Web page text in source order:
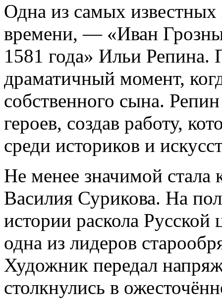
Одна из самых
времени, — «Иван
1581 года» Ильи Репина.
драматичный момент,
собственного сына.
героев, создав работу,
среди историков и
Не менее значимой
Василия Сурикова. На
истории раскола
одна из лидеров
Художник передал
столкнулись в